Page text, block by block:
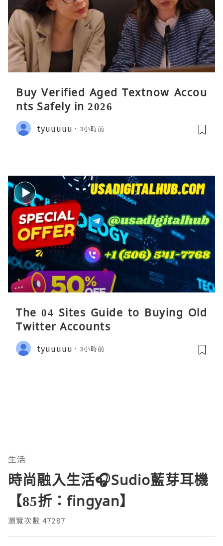
Buy Verified Aged Textnow Accou
nts Safely in 2026
tyuuuuu 3小時前
The 04 Sites Guide to Buying Old
Twitter Accounts
tyuuuuu 3小時前
生活
時尚融入生活🎧Sudio藍芽耳機
【85折：fingyan】
瀏覽次數:47287